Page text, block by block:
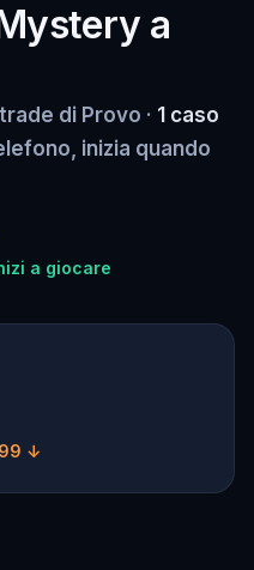
a
di Provo · 1 caso
inizia quando
a giocare
↓